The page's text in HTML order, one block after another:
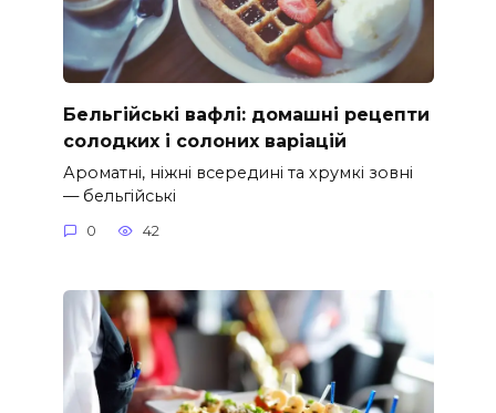
Бельгійські вафлі: домашні рецепти
солодких і солоних варіацій
Ароматні, ніжні всередині та хрумкі зовні
— бельгійські
0 42